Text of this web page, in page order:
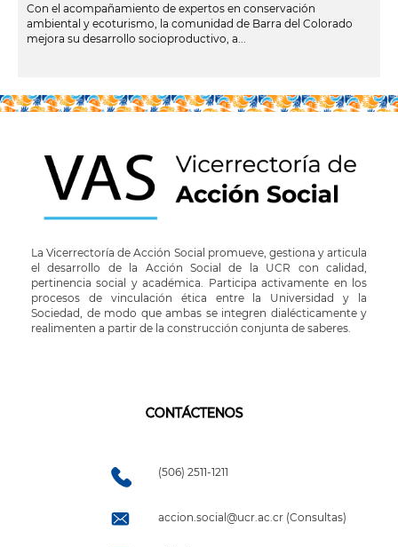
Con el acompañamiento de expertos en conservación
ambiental y ecoturismo, la comunidad de Barra del Colorado
mejora su desarrollo socioproductivo, a...
La Vicerrectoría de Acción Social promueve, gestiona y articula
el desarrollo de la Acción Social de la UCR con calidad,
pertinencia social y académica. Participa activamente en los
procesos de vinculación ética entre la Universidad y la
Sociedad, de modo que ambas se integren dialécticamente y
realimenten a partir de la construcción conjunta de saberes.
CONTÁCTENOS
(506) 2511-1211
accion.social@ucr.ac.cr (Consultas)